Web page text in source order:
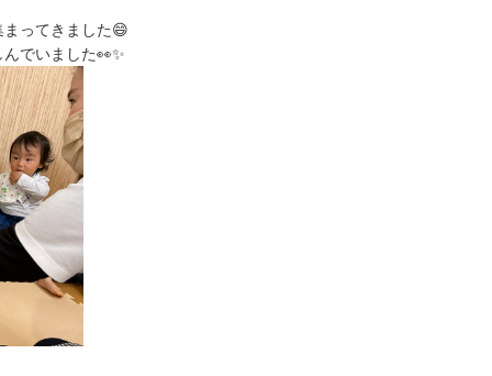
ってきました😄
でいました👀✨